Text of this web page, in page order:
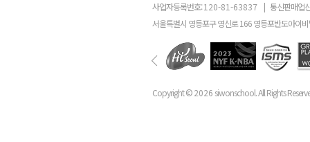
사업자등록번호:120-81-63837 | 통신판매업
서울특별시 영등포구 영신로 166 영등포반도아이
Copyright ©2026 siwonschool. All Rights